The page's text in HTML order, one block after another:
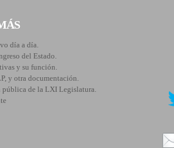
día a día.
del Estado.
y su función.
y otra documentación.
de la LXI Legislatura.